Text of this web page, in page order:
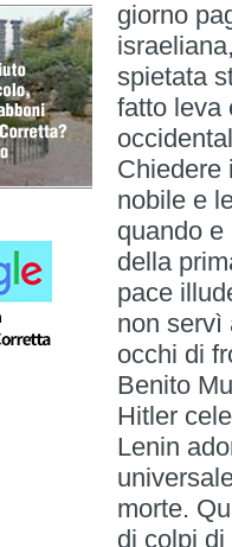
giorno
spietata
fatto leva
Chiedere
nobile e
quando e
della
pace
non servì
occhi di
Benito
Hitler
Lenin
morte.
di colpi